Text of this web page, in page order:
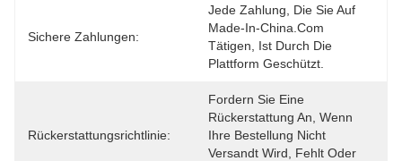
Sichere Zahlungen:
Jede Zahlung, Die Sie Auf
Made-In-China.com
Tätigen, Ist Durch Die
Plattform Geschützt.
Rückerstattungsrichtlinie:
Fordern Sie Eine
Rückerstattung An, Wenn
Ihre Bestellung Nicht
Versandt Wird, Fehlt Oder